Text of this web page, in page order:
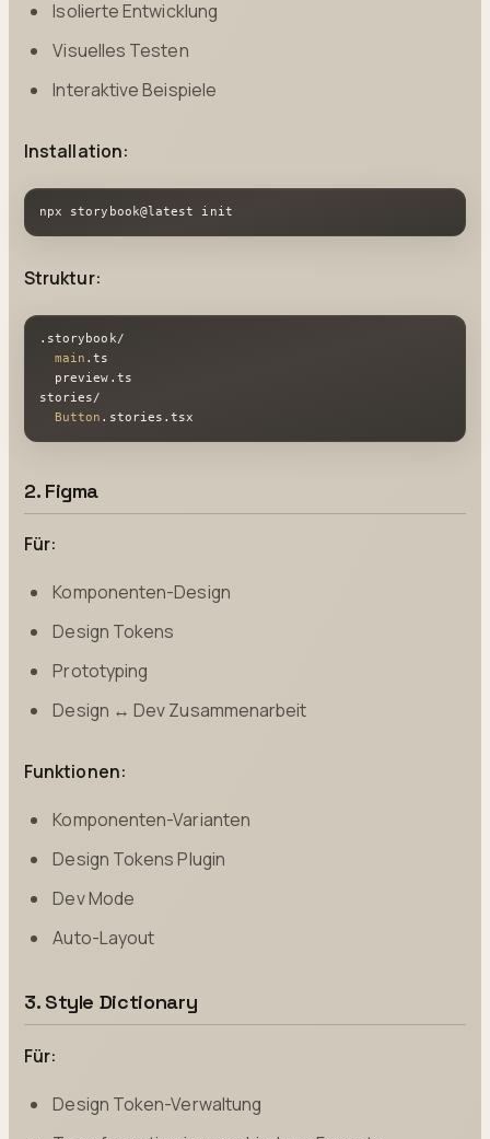
Isolierte Entwicklung
Visuelles Testen
Interaktive Beispiele
Installation:
npx storybook@latest init
Struktur:
.storybook/
main .ts
  preview
.ts
stories/
Button .stories .tsx
2. Figma
Für:
Komponenten-Design
Design Tokens
Prototyping
Design ↔ Dev Zusammenarbeit
Funktionen:
Komponenten-Varianten
Design Tokens Plugin
Dev Mode
Auto-Layout
3. Style Dictionary
Für:
Design Token-Verwaltung